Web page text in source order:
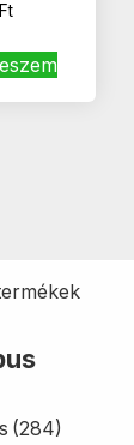
Ft
(284)